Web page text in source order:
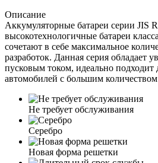
Описание
Аккумуляторные батареи серии JIS
высокотехнологичные батареи
сочетают в себе максимальное
разработок. Данная серия обладает
пусковым током, идеально подходит
автомобилей с большим
Не требует обслуживания
Серебро
Новая форма решетки